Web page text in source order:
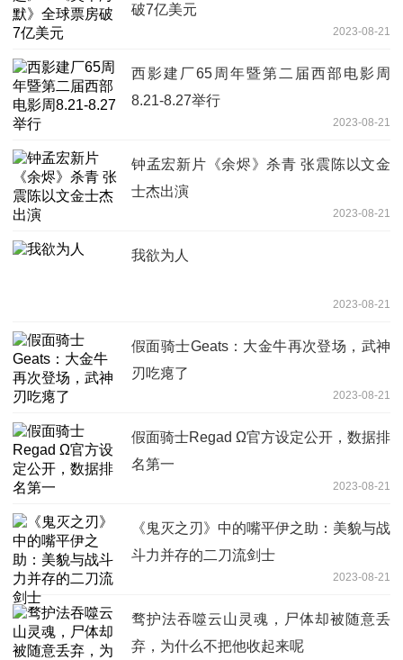
破7亿美元
2023-08-21
西影建厂65周年暨第二届西部电影周
8.21-8.27举行
2023-08-21
钟孟宏新片《余烬》杀青 张震陈以文金
士杰出演
2023-08-21
我欲为人
2023-08-21
假面骑士Geats：大金牛再次登场，武神
刃吃瘪了
2023-08-21
假面骑士Regad Ω官方设定公开，数据排
名第一
2023-08-21
《鬼灭之刃》中的嘴平伊之助：美貌与战
斗力并存的二刀流剑士
2023-08-21
骛护法吞噬云山灵魂，尸体却被随意丢
弃，为什么不把他收起来呢